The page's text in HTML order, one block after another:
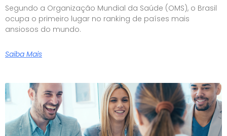
Segundo a Organização Mundial da Saúde (OMS), o Brasil
ocupa o primeiro lugar no ranking de países mais
ansiosos do mundo.
Saiba Mais